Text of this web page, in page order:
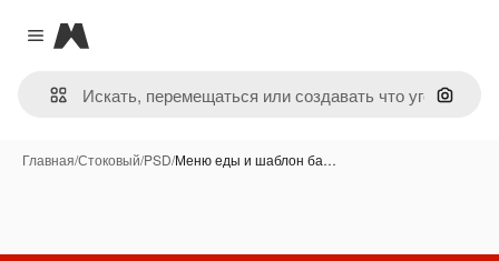
Close menu
Magnific
Поиск
Главная/Стоковый/PSD/Меню еды и шаблон ба…